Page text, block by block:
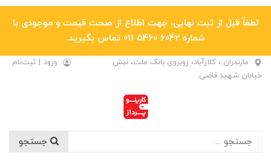
لطفاً قبل از ثبت نهایی، جهت اطلاع از صحت قیمت و موجودی با
شماره 6042 5460 011 تماس بگیرید.
مازندران ، کلارآباد، روبروی بانک ملت، نبش
خیابان شهید قاضی
ورود | ثبت‌نام